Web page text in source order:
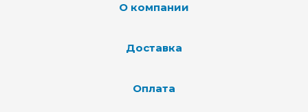
О компании
Доставка
Оплата